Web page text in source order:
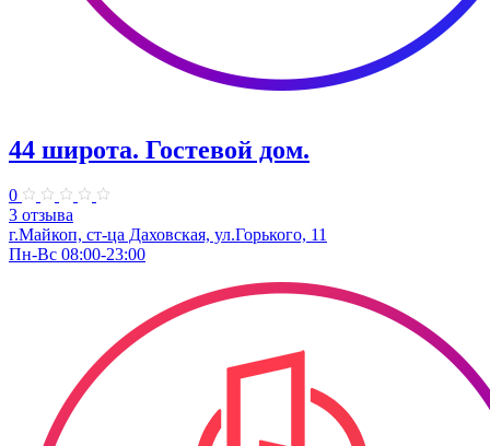
44 широта. Гостевой дом.
0
3 отзыва
г.Майкоп, ст-ца Даховская, ул.Горького, 11
Пн-Вс 08:00-23:00